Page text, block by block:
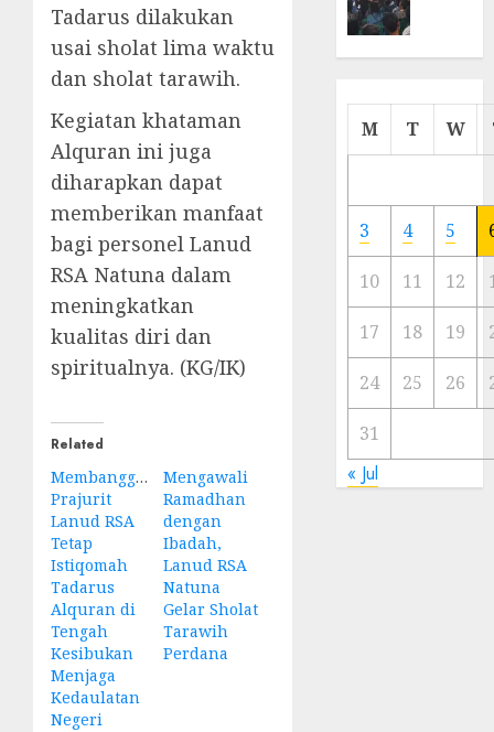
Tadarus dilakukan
usai sholat lima waktu
dan sholat tarawih.
Kegiatan khataman
Alquran ini juga
diharapkan dapat
memberikan manfaat
bagi personel Lanud
RSA Natuna dalam
meningkatkan
kualitas diri dan
spiritualnya. (KG/IK)
Related
Membanggakan!
Prajurit
Lanud RSA
Tetap
Istiqomah
Tadarus
Alquran di
Tengah
Kesibukan
Menjaga
Kedaulatan
Negeri
Mengawali
Ramadhan
dengan
Ibadah,
Lanud RSA
Natuna
Gelar Sholat
Tarawih
Perdana
Cermin
Ibu
Kota
23/11/
M T W
3 4 5
10 11 12
17 18 19
24 25 26
31
« Jul